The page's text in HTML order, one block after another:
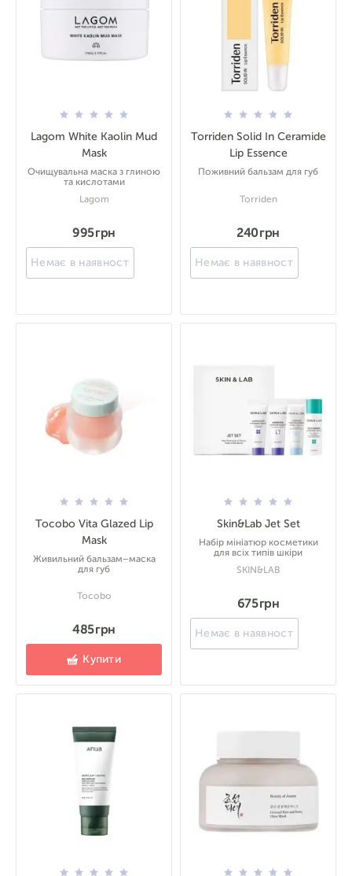
Lagom White Kaolin Mud
Mask
Очищувальна маска з глиною
та кислотами
Lagom
995 грн
Немає в наявності
Torriden Solid In Ceramide
Lip Essence
Поживний бальзам для губ
Torriden
240 грн
Немає в наявності
Tocobo Vita Glazed Lip
Mask
Живильний бальзам–маска
для губ
Tocobo
485 грн
Купити
Skin&Lab Jet Set
Набір мініатюр косметики
для всіх типів шкіри
SKIN&LAB
675 грн
Немає в наявності